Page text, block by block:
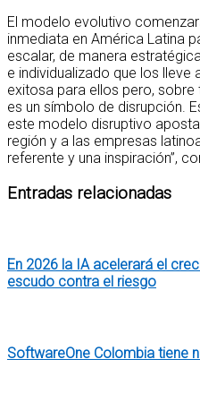
El modelo evolutivo
inmediata en América Latina
escalar, de manera
e individualizado que los lleve
exitosa para ellos pero, sobre
es un símbolo de disrupción.
este modelo disruptivo
región y a las empresas
referente y una inspiración”,
Entradas relacionadas
En 2026 la IA acelerará el
escudo contra el riesgo
SoftwareOne Colombia tiene